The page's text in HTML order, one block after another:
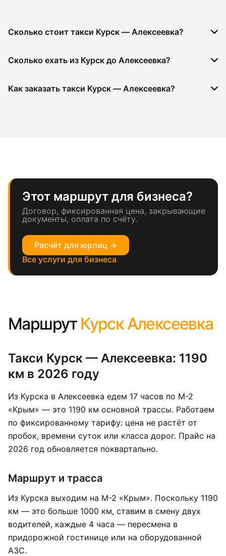
Сколько стоит такси Курск — Алексеевка?
Сколько ехать из Курск до Алексеевка?
Как заказать такси Курск — Алексеевка?
Этот маршрут для бизнеса?
Договор, фиксированная цена, закрывающие
документы, оплата по счёту.
Расчёт для юрлиц →
Все услуги для бизнеса
Маршрут Курск Алексеевка
Такси Курск — Алексеевка: 1190
км в 2026 году
Из Курска в Алексеевка едем 17 часов по М-2
«Крым» — это 1190 км основной трассы. Работаем
по фиксированному тарифу: цена не растёт от
пробок, времени суток или класса дорог. Прайс на
2026 год обновляется поквартально.
Маршрут и трасса
Из Курска выходим на М-2 «Крым». Поскольку 1190
км — это больше 1000 км, ставим в смену двух
водителей, каждые 4 часа — пересмена в
придорожной гостинице или на оборудованной
АЗС.